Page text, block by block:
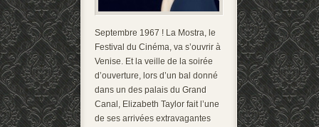
Septembre 1967 ! La Mostra, le
Festival du Cinéma, va s’ouvrir à
Venise. Et la veille de la soirée
d’ouverture, lors d’un bal donné
dans un des palais du Grand
Canal, Elizabeth Taylor fait l’une
de ses arrivées extravagantes